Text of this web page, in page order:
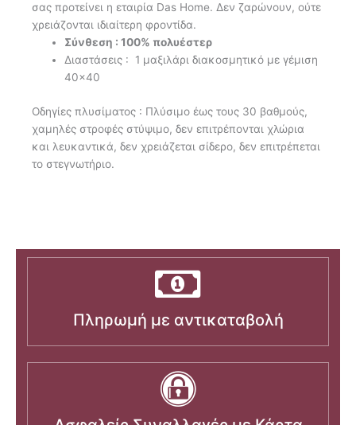
σας προτείνει η εταιρία Das Ηome. Δεν ζαρώνουν, ούτε
χρειάζονται ιδιαίτερη φροντίδα.
Σύνθεση : 100% πολυέστερ
Διαστάσεις : 1 μαξιλάρι διακοσμητικό με γέμιση
40×40
Οδηγίες πλυσίματος : Πλύσιμο έως τους 30 βαθμούς,
χαμηλές στροφές στύψιμο, δεν επιτρέπονται χλώρια
και λευκαντικά, δεν χρειάζεται σίδερο, δεν επιτρέπεται
το στεγνωτήριο.
Πληρωμή με αντικαταβολή